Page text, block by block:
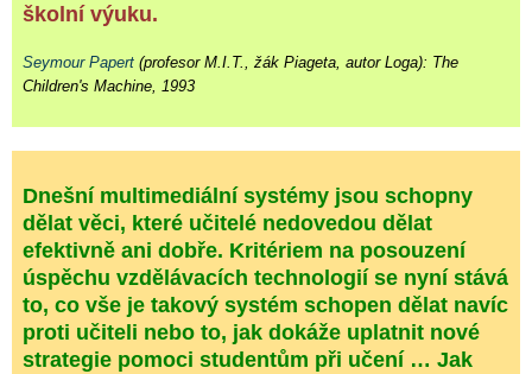
školní výuku.
Seymour Papert (profesor M.I.T., žák Piageta, autor Loga): The
Children's Machine, 1993
Dnešní multimediální systémy jsou schopny
dělat věci, které učitelé nedovedou dělat
efektivně ani dobře. Kritériem na posouzení
úspěchu vzdělávacích technologií se nyní stává
to, co vše je takový systém schopen dělat navíc
proti učiteli nebo to, jak dokáže uplatnit nové
strategie pomoci studentům při učení … Jak